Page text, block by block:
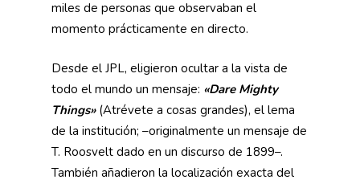
miles de personas que observaban el
momento prácticamente en directo.
Desde el JPL, eligieron ocultar a la vista de
todo el mundo un mensaje: «Dare Mighty
Things»(Atrévete a cosas grandes), el lema
de la institución; –originalmente un mensaje de
T. Roosvelt dado en un discurso de 1899–.
También añadieron la localización exacta del